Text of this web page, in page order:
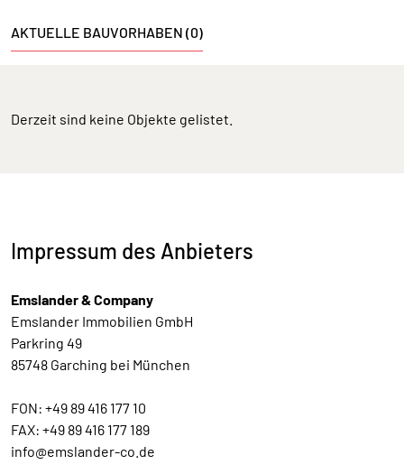
AKTUELLE BAUVORHABEN (0)
Derzeit sind keine Objekte gelistet.
Impressum des Anbieters
Emslander & Company
Emslander Immobilien GmbH
Parkring 49
85748 Garching bei München
FON: +49 89 416 177 10
FAX: +49 89 416 177 189
info@emslander-co.de